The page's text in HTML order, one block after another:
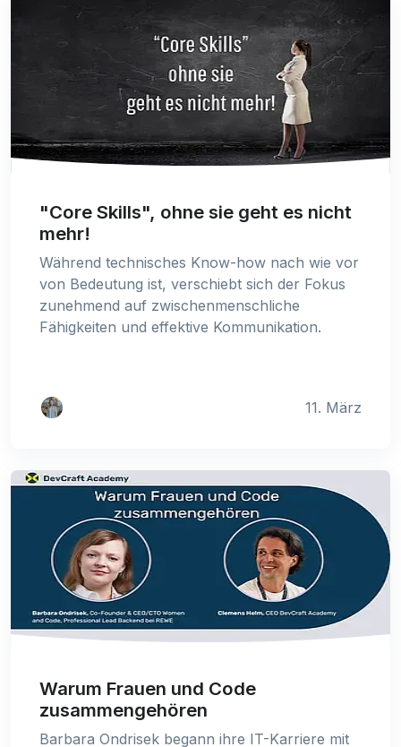
"Core Skills", ohne sie geht es nicht
mehr!
Während technisches Know-how nach wie vor
von Bedeutung ist, verschiebt sich der Fokus
zunehmend auf zwischenmenschliche
Fähigkeiten und effektive Kommunikation.
11. März
Warum Frauen und Code
zusammengehören
Barbara Ondrisek begann ihre IT-Karriere mit